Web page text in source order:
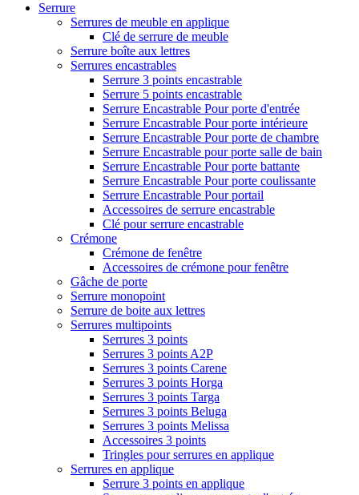
Serrure
Serrures de meuble en applique
Clé de serrure de meuble
Serrure boîte aux lettres
Serrures encastrables
Serrure 3 points encastrable
Serrure 5 points encastrable
Serrure Encastrable Pour porte d'entrée
Serrure Encastrable Pour porte intérieure
Serrure Encastrable Pour porte de chambre
Serrure Encastrable pour porte salle de bain
Serrure Encastrable Pour porte battante
Serrure Encastrable Pour porte coulissante
Serrure Encastrable Pour portail
Accessoires de serrure encastrable
Clé pour serrure encastrable
Crémone
Crémone de fenêtre
Accessoires de crémone pour fenêtre
Gâche de porte
Serrure monopoint
Serrure de boite aux lettres
Serrures multipoints
Serrures 3 points
Serrures 3 points A2P
Serrures 3 points Carene
Serrures 3 points Horga
Serrures 3 points Targa
Serrures 3 points Beluga
Serrures 3 points Melissa
Accessoires 3 points
Tringles pour serrures en applique
Serrures en applique
Serrure 3 points en applique